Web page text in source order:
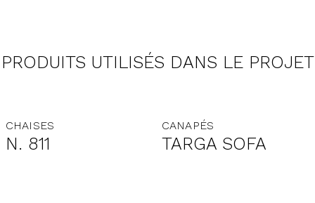
PRODUITS UTILISÉS DANS LE PROJET
CHAISES
N. 811
CANAPÉS
TARGA SOFA